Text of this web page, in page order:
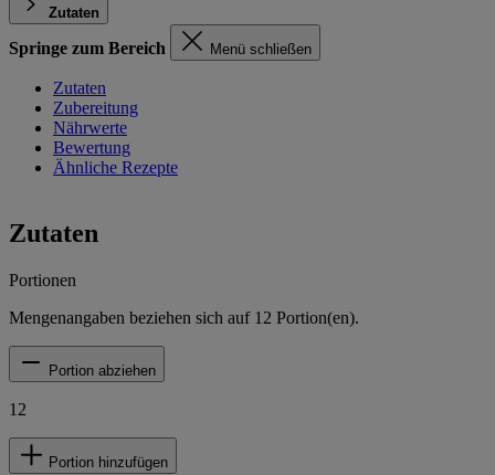
Zutaten
Springe zum Bereich Menü schließen
Zutaten
Zubereitung
Nährwerte
Bewertung
Ähnliche Rezepte
Zutaten
Portionen
Mengenangaben beziehen sich auf 12 Portion(en).
Portion abziehen
12
Portion hinzufügen